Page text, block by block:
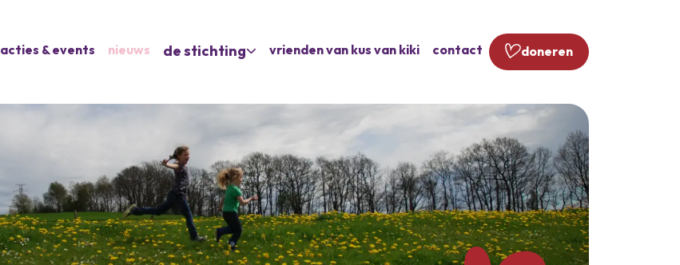
acties & events nieuws de stichting vrienden van kus van kiki contact doneren